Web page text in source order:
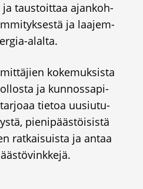
taus­toit­taa ajan­koh­
ja laa­jem­
alal­ta.
koke­muk­sis­ta
ja kun­nos­sa­pi­
tie­toa uusiu­tu­
pie­ni­pääs­töi­sis­tä
rat­kai­suis­ta ja antaa